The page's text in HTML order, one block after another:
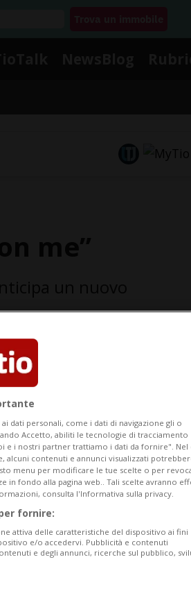
dati personali, come i dati di navigazione gli o
Accetto, abiliti le tecnologie di tracciamento
e i nostri partner trattiamo i dati da fornire". Nel
alcuni contenuti e annunci visualizzati
menu per modificare le tue scelte o per
in fondo alla pagina web.. Tali scelte avranno
consulta l'Informativa sulla privacy.
fornire:
attiva delle caratteristiche del dispositivo ai fini
e/o accedervi. Pubblicità e contenuti
e degli annunci, ricerche sul pubblico,